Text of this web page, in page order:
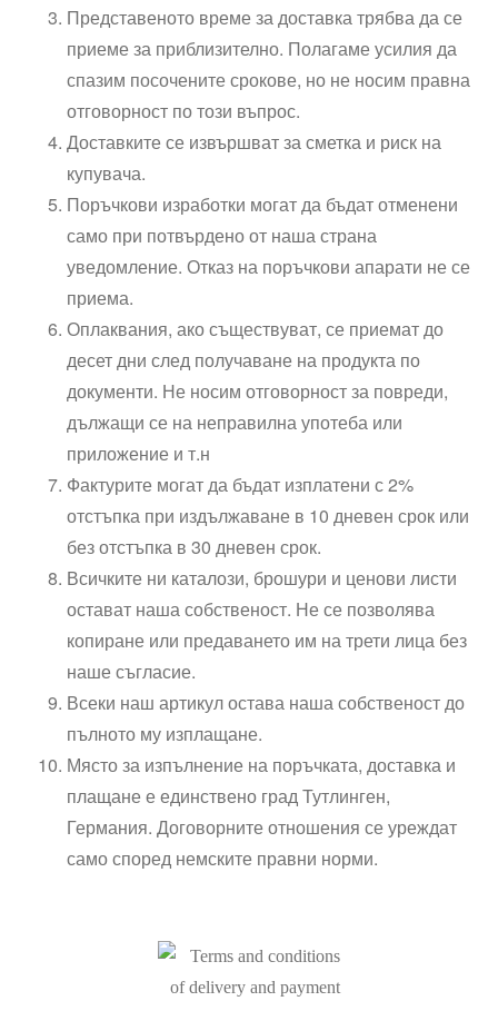
Представеното време за доставка трябва да се
приеме за приблизително. Полагаме усилия да
спазим посочените срокове, но не носим правна
отговорност по този въпрос.
Доставките се извършват за сметка и риск на
купувача.
Поръчкови изработки могат да бъдат отменени
само при потвърдено от наша страна
уведомление. Отказ на поръчкови апарати не се
приема.
Оплаквания, ако съществуват, се приемат до
десет дни след получаване на продукта по
документи. Не носим отговорност за повреди,
дължащи се на неправилна употеба или
приложение и т.н
Фактурите могат да бъдат изплатени с 2%
отстъпка при издължаване в 10 дневен срок или
без отстъпка в 30 дневен срок.
Всичките ни каталози, брошури и ценови листи
остават наша собственост. Не се позволява
копиране или предаването им на трети лица без
наше съгласие.
Всеки наш артикул остава наша собственост до
пълното му изплащане.
Място за изпълнение на поръчката, доставка и
плащане е единствено град Тутлинген,
Германия. Договорните отношения се уреждат
само според немските правни норми.